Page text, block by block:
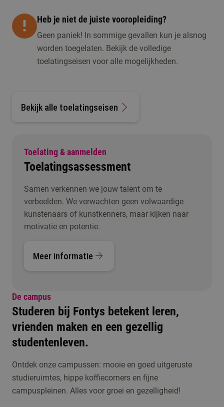
Heb je niet de juiste vooropleiding?
Geen paniek! In sommige gevallen kun je alsnog
worden toegelaten. Bekijk de volledige
toelatingseisen voor alle mogelijkheden.
Bekijk alle toelatingseisen
Toelating & aanmelden
Toelatingsassessment
Samen verkennen we jouw talent om te
verbeelden. We verwachten geen volwaardige
kunstenaars of kunstkenners, maar kijken naar
motivatie en potentie.
Meer informatie
De campus
Studeren bij Fontys betekent leren,
vrienden maken en een gezellig
studentenleven.
Ontdek onze campussen: mooie en goed uitgeruste
studieruimtes, hippe koffiecorners en fijne
campuspleinen. Alles voor groei en gezelligheid!